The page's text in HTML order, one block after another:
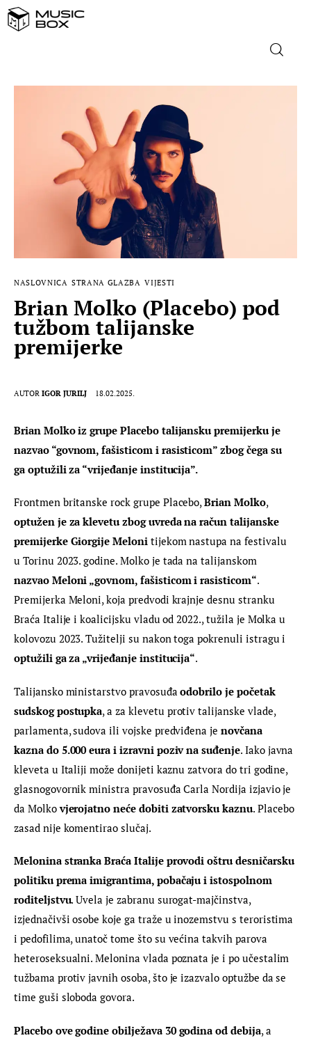
DOMAĆA GLAZBA
STRANA GLAZBA
FILM
MUSIC BOX
NASLOVNICA STRANA GLAZBA VIJESTI
Brian Molko (Placebo) pod
tužbom talijanske
premijerke
AUTOR IGOR JURILJ 18.02.2025.
Brian Molko iz grupe Placebo talijansku premijerku je
nazvao “govnom, fašisticom i rasisticom” zbog čega su
ga optužili za “vrijeđanje institucija”.
Frontmen britanske rock grupe Placebo, Brian Molko,
optužen je za klevetu zbog uvreda na račun talijanske
premijerke Giorgije Meloni tijekom nastupa na festivalu
u Torinu 2023. godine. Molko je tada na talijanskom
nazvao Meloni „govnom, fašisticom i rasisticom“.
Premijerka Meloni, koja predvodi krajnje desnu stranku
Braća Italije i koalicijsku vladu od 2022., tužila je Molka u
kolovozu 2023. Tužitelji su nakon toga pokrenuli istragu i
optužili ga za „vrijeđanje institucija“.
Talijansko ministarstvo pravosuđa odobrilo je početak
sudskog postupka, a za klevetu protiv talijanske vlade,
parlamenta, sudova ili vojske predviđena je novčana
kazna do 5.000 eura i izravni poziv na suđenje. Iako javna
kleveta u Italiji može donijeti kaznu zatvora do tri godine,
glasnogovornik ministra pravosuđa Carla Nordija izjavio je
da Molko vjerojatno neće dobiti zatvorsku kaznu. Placebo
zasad nije komentirao slučaj.
Melonina stranka Braća Italije provodi oštru desničarsku
politiku prema imigrantima, pobačaju i istospolnom
roditeljstvu. Uvela je zabranu surogat-majčinstva,
izjednačivši osobe koje ga traže u inozemstvu s teroristima
i pedofilima, unatoč tome što su većina takvih parova
heteroseksualni. Melonina vlada poznata je i po učestalim
tužbama protiv javnih osoba, što je izazvalo optužbe da se
time guši sloboda govora.
Placebo ove godine obilježava 30 godina od debija, a